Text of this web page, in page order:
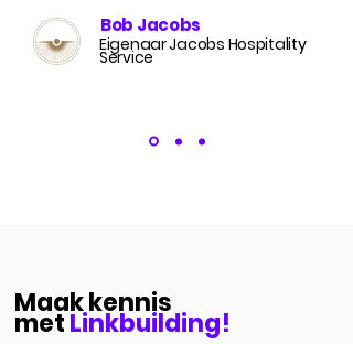
Bob Jacobs
Eigenaar Jacobs Hospitality
Service
Maak kennis
metLinkbuilding!